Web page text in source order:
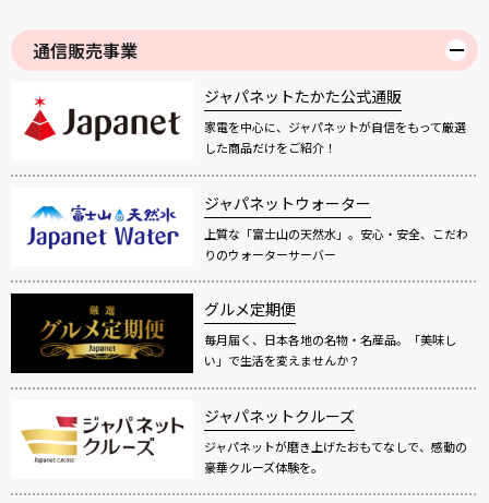
通信販売事業
ジャパネットたかた公式通販
家電を中心に、ジャパネットが自信をもって厳選
した商品だけをご紹介！
ジャパネットウォーター
上質な「富士山の天然水」。安心・安全、こだわ
りのウォーターサーバー
グルメ定期便
毎月届く、日本各地の名物・名産品。「美味し
い」で生活を変えませんか？
ジャパネットクルーズ
ジャパネットが磨き上げたおもてなしで、感動の
豪華クルーズ体験を。